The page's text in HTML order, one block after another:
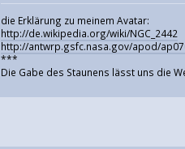
die Erklärung zu meinem Avatar:
http://de.wikipedia.org/wiki/NGC_2442
http://antwrp.gsfc.nasa.gov/apod/
***
Die Gabe des Staunens lässt uns die